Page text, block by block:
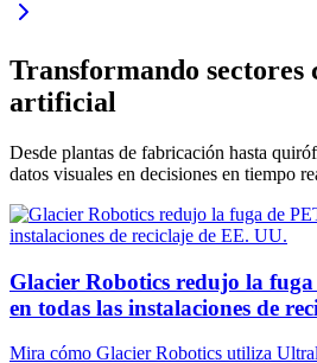
Transformando sectores
artificial
Desde plantas de fabricación hasta
datos visuales en decisiones en tiempo
Glacier Robotics redujo la
en todas las instalaciones de
Mira cómo Glacier Robotics utiliza